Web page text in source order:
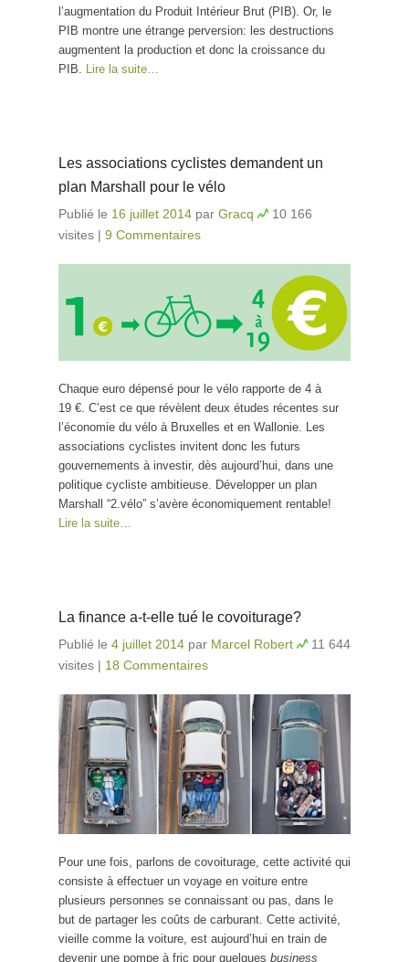
l’augmentation du Produit Intérieur Brut (PIB). Or, le
PIB montre une étrange perversion: les destructions
augmentent la production et donc la croissance du
PIB. Lire la suite…
Les associations cyclistes demandent un
plan Marshall pour le vélo
Publié le 16 juillet 2014 par Gracq
10 166
visites | 9 Commentaires
Chaque euro dépensé pour le vélo rapporte de 4 à
19 €. C’est ce que révèlent deux études récentes sur
l’économie du vélo à Bruxelles et en Wallonie. Les
associations cyclistes invitent donc les futurs
gouvernements à investir, dès aujourd’hui, dans une
politique cycliste ambitieuse. Développer un plan
Marshall “2.vélo” s’avère économiquement rentable!
Lire la suite…
La finance a-t-elle tué le covoiturage?
Publié le 4 juillet 2014 par Marcel Robert
11 644
visites | 18 Commentaires
Pour une fois, parlons de covoiturage, cette activité qui
consiste à effectuer un voyage en voiture entre
plusieurs personnes se connaissant ou pas, dans le
but de partager les coûts de carburant. Cette activité,
vieille comme la voiture, est aujourd’hui en train de
devenir une pompe à fric pour quelques business